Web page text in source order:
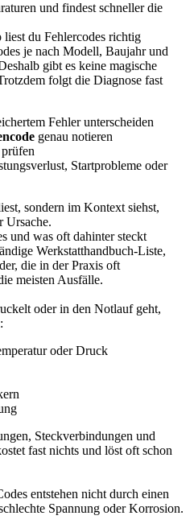
und findest schneller die
liest du Fehlercodes richtig
je nach Modell, Baujahr und
gibt es keine magische
folgt die Diagnose fast
Fehler unterscheiden
genau notieren
Startprobleme oder
sondern im Kontext siehst,
Ursache.
und was oft dahinter steckt
Werkstatthandbuch-Liste,
die in der Praxis oft
meisten Ausfälle.
oder in den Notlauf geht,
oder Druck
Steckverbindungen und
fast nichts und löst oft schon
entstehen nicht durch einen
Spannung oder Korrosion.